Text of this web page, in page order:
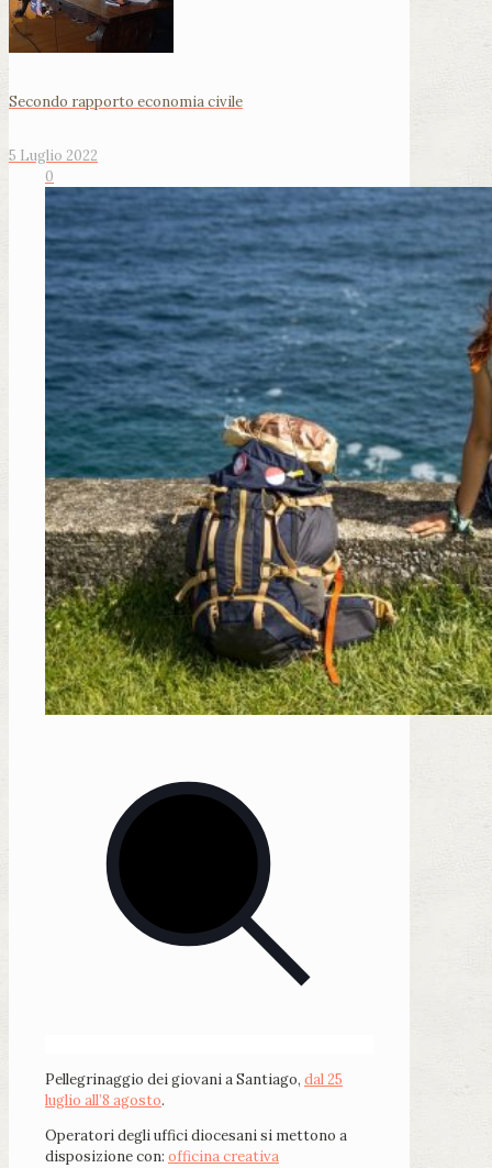
Secondo rapporto economia civile
5 Luglio 2022
0
Pellegrinaggio dei giovani a Santiago, dal 25
luglio all’8 agosto.
Operatori degli uffici diocesani si mettono a
disposizione con: officina creativa